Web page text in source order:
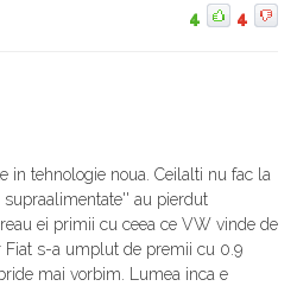
4 4
in tehnologie noua. Ceilalti nu fac la
au pierdut
ei primii cu ceea ce VW vinde de
Fiat s-a umplut de premii cu 0.9
mai vorbim. Lumea inca e